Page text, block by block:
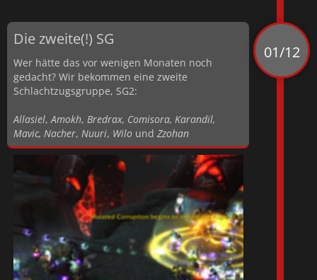
Die zweite(!) SG
Wer hätte das vor wenigen Monaten noch
gedacht? Wir bekommen eine zweite
Schlachtzugsgruppe, SG2:
Allasiel,Amokh, Bredrax, Comisora, Karandil,
Mavic, Nacher, Nuuri, Wilo und Zzohan
01/12